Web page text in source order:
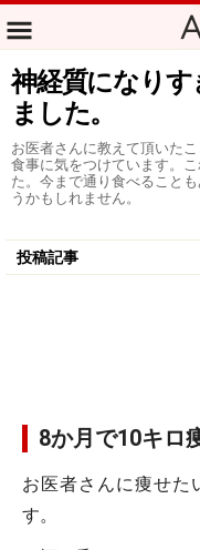
神経質になり
ました。
お医者さんに教えて頂いた
食事に気をつけています。
た。今まで通り食べること
うかもしれません。
投稿記事
8か月で10キロ
お医者さんに痩せた
す。